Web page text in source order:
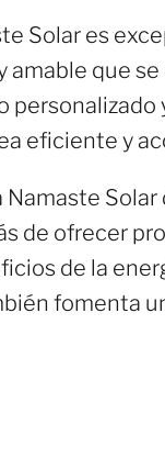
Solar es
que
eficiente y
de ofrecer
de la
fomenta